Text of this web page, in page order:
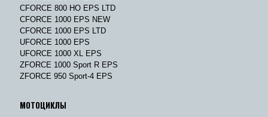
CFORCE 800 HO EPS LTD
CFORCE 1000 EPS NEW
CFORCE 1000 EPS LTD
UFORCE 1000 EPS
UFORCE 1000 XL EPS
ZFORCE 1000 Sport R EPS
ZFORCE 950 Sport-4 EPS
МОТОЦИКЛЫ